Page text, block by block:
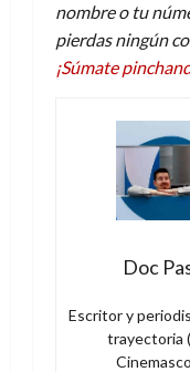
nombre o tu
pierdas ningún
¡Súmate
Doc
Escritor y
trayectoria